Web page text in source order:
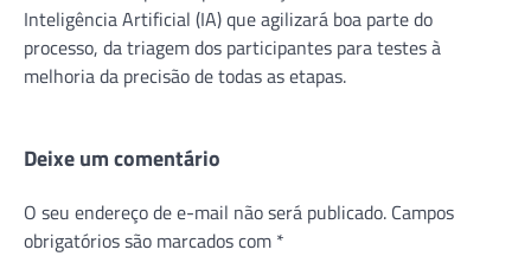
Inteligência Artificial (IA) que agilizará boa parte do
processo, da triagem dos participantes para testes à
melhoria da precisão de todas as etapas.
Deixe um comentário
O seu endereço de e-mail não será publicado. Campos
obrigatórios são marcados com *